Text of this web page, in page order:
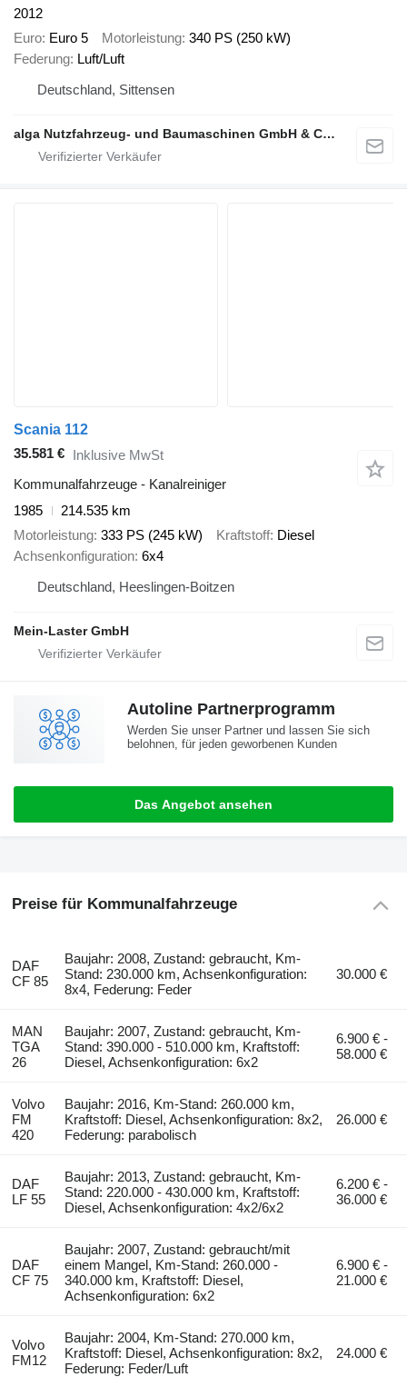
2012
Euro Euro 5 Motorleistung 340 PS (250 kW)
Federung Luft/Luft
Deutschland, Sittensen
alga Nutzfahrzeug- und Baumaschinen GmbH & Co. KG
Scania 112
35.581 € Inklusive MwSt
Kommunalfahrzeuge - Kanalreiniger
1985
214.535 km
Motorleistung 333 PS (245 kW) Kraftstoff Diesel
Achsenkonfiguration 6x4
Deutschland, Heeslingen-Boitzen
Mein-Laster GmbH
Autoline Partnerprogramm
Werden Sie unser Partner und lassen Sie sich
belohnen, für jeden geworbenen Kunden
Das Angebot ansehen
Preise für Kommunalfahrzeuge
DAF
CF 85
Baujahr: 2008, Zustand: gebraucht, Km-
Stand: 230.000 km, Achsenkonfiguration:
8x4, Federung: Feder
30.000 €
MAN
TGA
26
Baujahr: 2007, Zustand: gebraucht, Km-
Stand: 390.000 - 510.000 km, Kraftstoff:
Diesel, Achsenkonfiguration: 6x2
6.900 € -
58.000 €
Volvo
FM
420
Baujahr: 2016, Km-Stand: 260.000 km,
Kraftstoff: Diesel, Achsenkonfiguration: 8x2,
Federung: parabolisch
26.000 €
DAF
LF 55
Baujahr: 2013, Zustand: gebraucht, Km-
Stand: 220.000 - 430.000 km, Kraftstoff:
Diesel, Achsenkonfiguration: 4x2/6x2
6.200 € -
36.000 €
DAF
CF 75
Baujahr: 2007, Zustand: gebraucht/mit
einem Mangel, Km-Stand: 260.000 -
340.000 km, Kraftstoff: Diesel,
Achsenkonfiguration: 6x2
6.900 € -
21.000 €
Volvo
FM12
Baujahr: 2004, Km-Stand: 270.000 km,
Kraftstoff: Diesel, Achsenkonfiguration: 8x2,
Federung: Feder/Luft
24.000 €